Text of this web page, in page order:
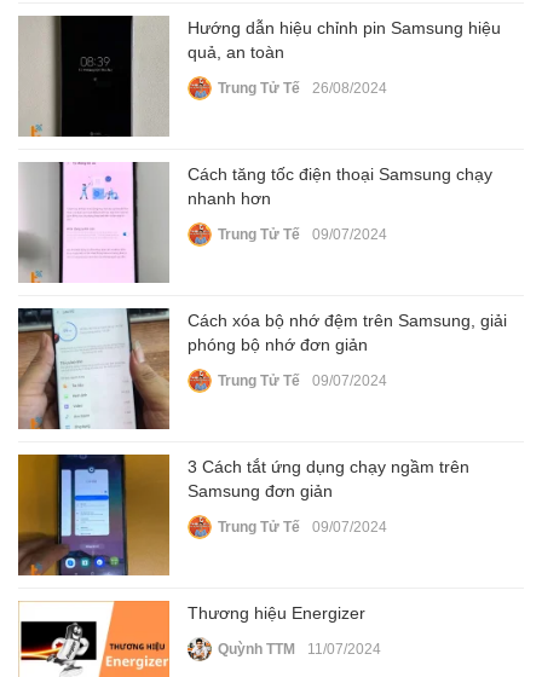
Hướng dẫn hiệu chỉnh pin Samsung hiệu
quả, an toàn
Trung Tử Tế 26/08/2024
Cách tăng tốc điện thoại Samsung chạy
nhanh hơn
Trung Tử Tế 09/07/2024
Cách xóa bộ nhớ đệm trên Samsung, giải
phóng bộ nhớ đơn giản
Trung Tử Tế 09/07/2024
3 Cách tắt ứng dụng chạy ngầm trên
Samsung đơn giản
Trung Tử Tế 09/07/2024
Thương hiệu Energizer
Quỳnh TTM 11/07/2024